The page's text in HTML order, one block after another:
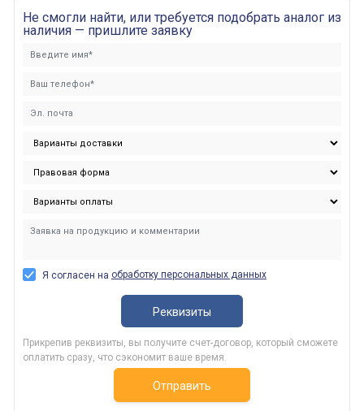
Не смогли найти, или требуется подобрать аналог из
наличия — пришлите заявку
Я согласен на обработку персональных данных
Реквизиты
Прикрепив реквизиты, вы получите счет-договор, который сможете
оплатить сразу, что сэкономит ваше время.
Отправить